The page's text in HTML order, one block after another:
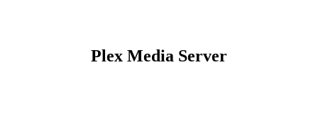
Plex Media Server